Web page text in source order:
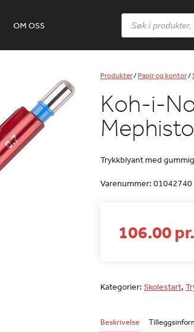
OM OSS
Products
search
Produkter/Papir og kontor/
Koh-i-
Trykkblyant med
Varenummer: 01042740
106.00
Kategorier: Skolestart,
Beskrivelse